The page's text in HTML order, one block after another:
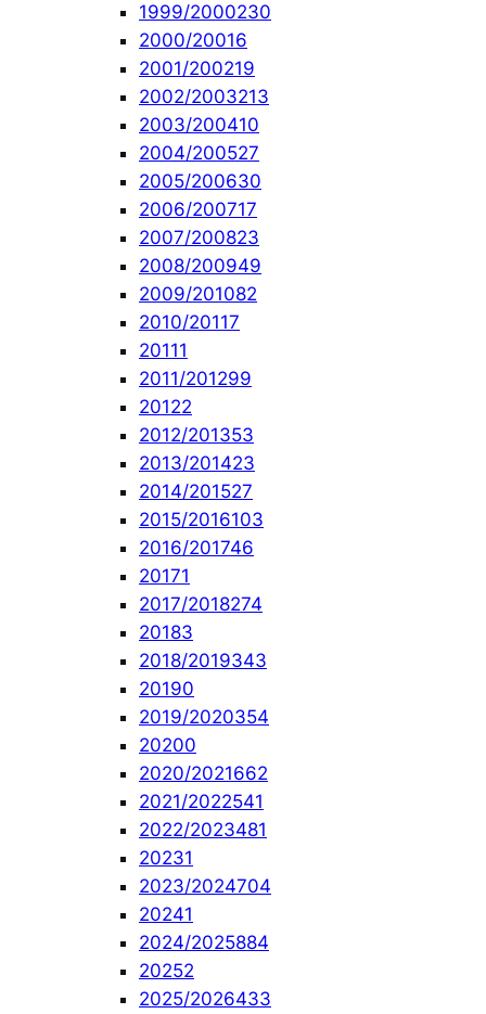
1999/2000230
2000/20016
2001/200219
2002/2003213
2003/200410
2004/200527
2005/200630
2006/200717
2007/200823
2008/200949
2009/201082
2010/20117
20111
2011/201299
20122
2012/201353
2013/201423
2014/201527
2015/2016103
2016/201746
20171
2017/2018274
20183
2018/2019343
20190
2019/2020354
20200
2020/2021662
2021/2022541
2022/2023481
20231
2023/2024704
20241
2024/2025884
20252
2025/2026433